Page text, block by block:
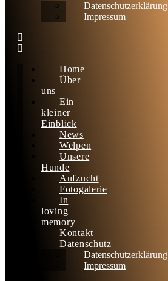
Datenschutzerklärung
Impressum
Home
Über
uns
Ein
kleiner
Einblick
News
Welpen
Unsere
Hunde
Aufzucht
Fotogalerie
In
loving
memory
Kontakt
Datenschutz
Datenschutzerklärung
Impressum